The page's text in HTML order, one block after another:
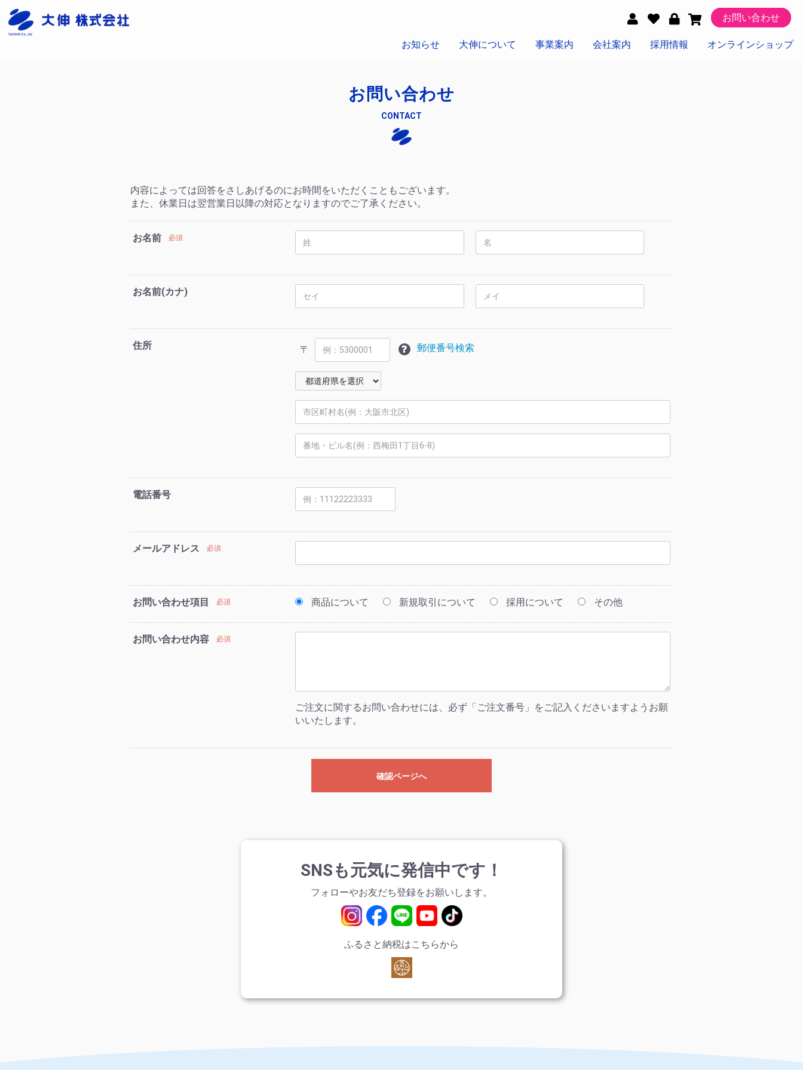
お問い合わせ
お知らせ 大伸について 事業案内 会社案内 採用情報 オンラインショップ
お問い合わせ
CONTACT
内容によっては回答をさしあげるのにお時間をいただくこともございます。
また、休業日は翌営業日以降の対応となりますのでご了承ください。
お名前 必須
お名前(カナ)
住所 〒 郵便番号検索
電話番号
メールアドレス 必須
お問い合わせ項目 必須 商品について 新規取引について 採用について その他
お問い合わせ内容 必須
ご注文に関するお問い合わせには、必ず「ご注文番号」をご記入くださいますようお願
いいたします。
確認ページへ
SNSも元気に発信中です！
フォローやお友だち登録をお願いします。
ふるさと納税はこちらから